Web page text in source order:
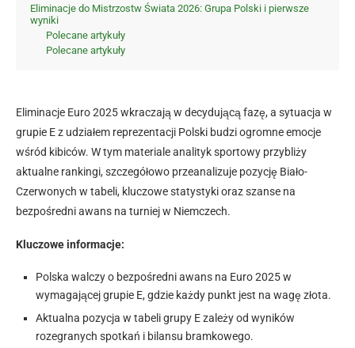
Eliminacje do Mistrzostw Świata 2026: Grupa Polski i pierwsze
wyniki
Polecane artykuły
Polecane artykuły
Eliminacje Euro 2025 wkraczają w decydującą fazę, a sytuacja w
grupie E z udziałem reprezentacji Polski budzi ogromne emocje
wśród kibiców. W tym materiale analityk sportowy przybliży
aktualne rankingi, szczegółowo przeanalizuje pozycję Biało-
Czerwonych w tabeli, kluczowe statystyki oraz szanse na
bezpośredni awans na turniej w Niemczech.
Kluczowe informacje:
Polska walczy o bezpośredni awans na Euro 2025 w
wymagającej grupie E, gdzie każdy punkt jest na wagę złota.
Aktualna pozycja w tabeli grupy E zależy od wyników
rozegranych spotkań i bilansu bramkowego.